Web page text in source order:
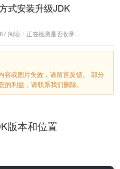
式安装升级JDK
87 阅读 / 正在检测是否收录...
容或图片失效，请留言反馈。 部分
利益，请联系我们删除。
版本和位置